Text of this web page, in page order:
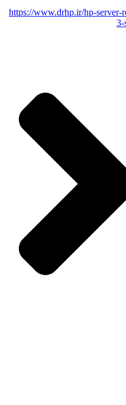
https://www.drhp.ir/hp-
3-